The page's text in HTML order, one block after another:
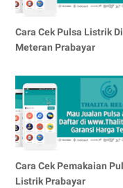
Cara Cek Pulsa Listrik Di
Meteran Prabayar
Cara Cek Pemakaian
Listrik Prabayar